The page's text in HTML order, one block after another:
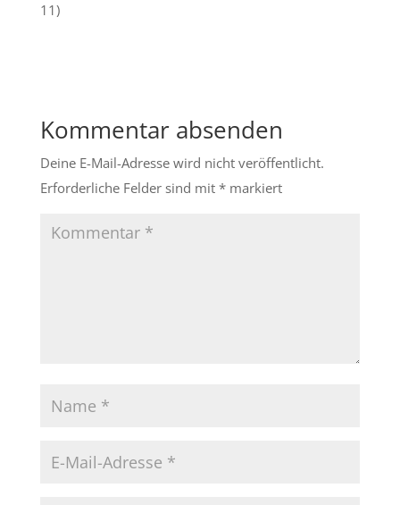
11)
Kommentar absenden
Deine E-Mail-Adresse wird nicht veröffentlicht.
Erforderliche Felder sind mit *markiert